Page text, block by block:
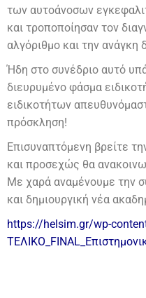
των αυτοάνοσων
και τροποποίησαν τον
αλγόριθμο και την ανάγκη
Ήδη στο συνέδριο αυτό
διευρυμένο φάσμα
ειδικοτήτων
πρόσκληση!
Επισυναπτόμενη βρείτε
και προσεχώς θα
Με χαρά αναμένουμε την
και δημιουργική νέα
https://helsim.gr/wp-